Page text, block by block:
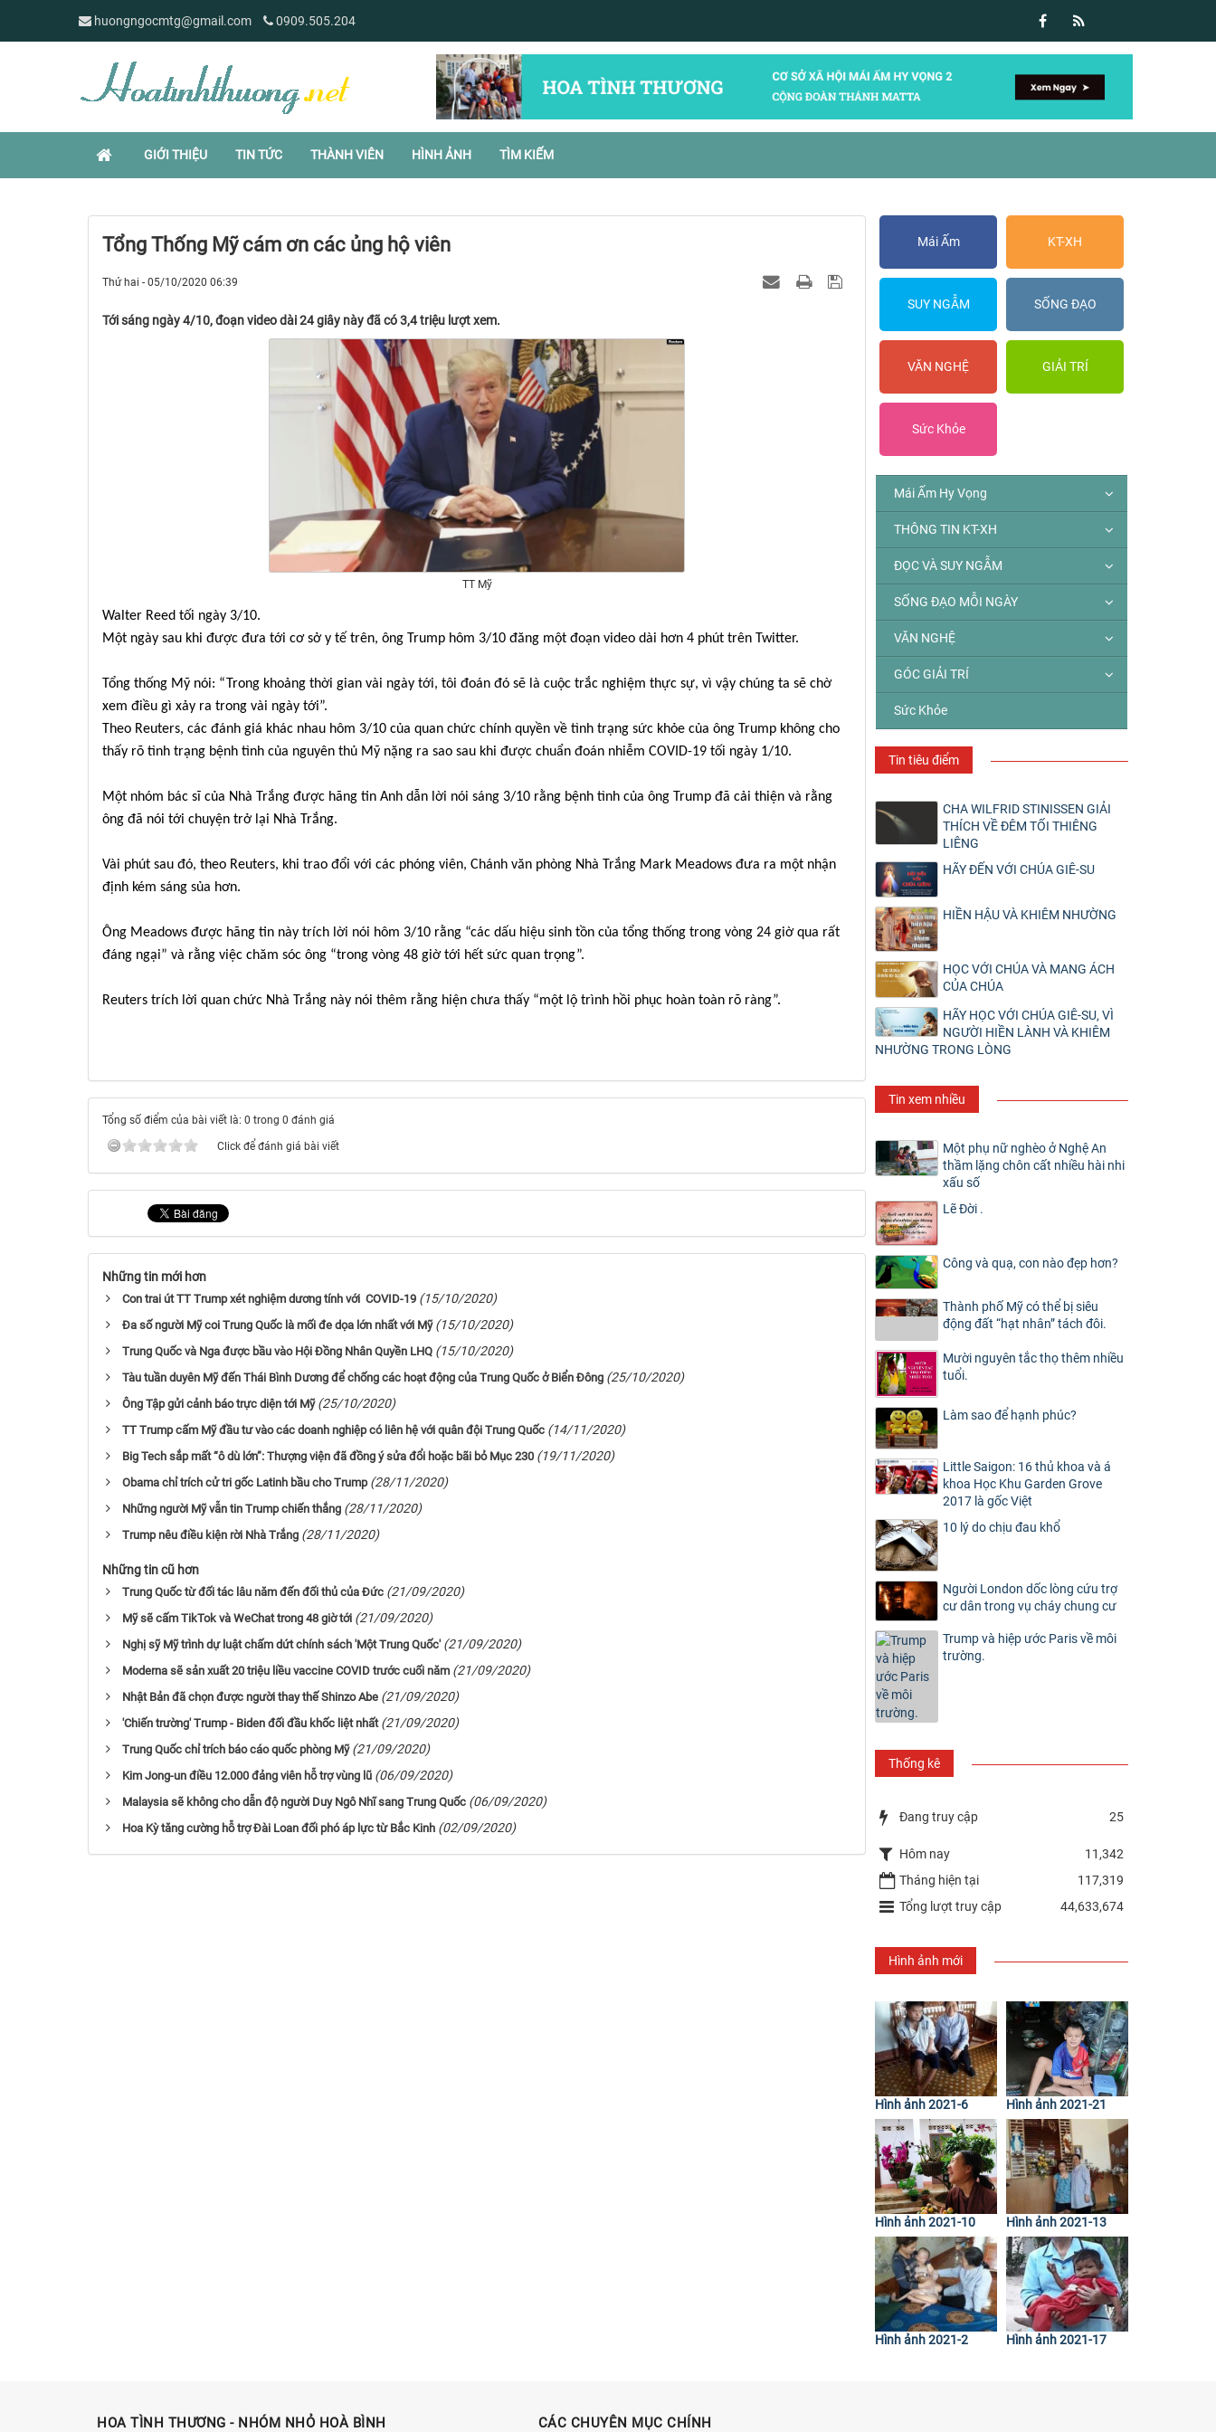
huongngocmtg@gmail.com 0909.505.204
GIỚI THIỆU TIN TỨC THÀNH VIÊN HÌNH ẢNH TÌM KIẾM
Tổng Thống Mỹ cám ơn các ủng hộ viên
Thứ hai - 05/10/2020 06:39
Tới sáng ngày 4/10, đoạn video dài 24 giây này đã có 3,4 triệu lượt xem.
TT Mỹ
Walter Reed tối ngày 3/10.
Một ngày sau khi được đưa tới cơ sở y tế trên, ông Trump hôm 3/10 đăng một đoạn video dài hơn 4 phút trên Twitter.
Tổng thống Mỹ nói: “Trong khoảng thời gian vài ngày tới, tôi đoán đó sẽ là cuộc trắc nghiệm thực sự, vì vậy chúng ta sẽ chờ
xem điều gì xảy ra trong vài ngày tới”.
Theo Reuters, các đánh giá khác nhau hôm 3/10 của quan chức chính quyền về tình trạng sức khỏe của ông Trump không cho
thấy rõ tình trạng bệnh tình của nguyên thủ Mỹ nặng ra sao sau khi được chuẩn đoán nhiễm COVID-19 tối ngày 1/10.
Một nhóm bác sĩ của Nhà Trắng được hãng tin Anh dẫn lời nói sáng 3/10 rằng bệnh tình của ông Trump đã cải thiện và rằng
ông đã nói tới chuyện trở lại Nhà Trắng.
Vài phút sau đó, theo Reuters, khi trao đổi với các phóng viên, Chánh văn phòng Nhà Trắng Mark Meadows đưa ra một nhận
định kém sáng sủa hơn.
Ông Meadows được hãng tin này trích lời nói hôm 3/10 rằng “các dấu hiệu sinh tồn của tổng thống trong vòng 24 giờ qua rất
đáng ngại” và rằng việc chăm sóc ông “trong vòng 48 giờ tới hết sức quan trọng”.
Reuters trích lời quan chức Nhà Trắng này nói thêm rằng hiện chưa thấy “một lộ trình hồi phục hoàn toàn rõ ràng”.
Tổng số điểm của bài viết là: 0 trong 0 đánh giá
Click để đánh giá bài viết
Những tin mới hơn
Con trai út TT Trump xét nghiệm dương tính với COVID-19 (15/10/2020)
Đa số người Mỹ coi Trung Quốc là mối đe dọa lớn nhất với Mỹ (15/10/2020)
Trung Quốc và Nga được bầu vào Hội Đồng Nhân Quyền LHQ (15/10/2020)
Tàu tuần duyên Mỹ đến Thái Bình Dương để chống các hoạt động của Trung Quốc ở Biển Đông (25/10/2020)
Ông Tập gửi cảnh báo trực diện tới Mỹ (25/10/2020)
TT Trump cấm Mỹ đầu tư vào các doanh nghiệp có liên hệ với quân đội Trung Quốc (14/11/2020)
Big Tech sắp mất “ô dù lớn”: Thượng viện đã đồng ý sửa đổi hoặc bãi bỏ Mục 230 (19/11/2020)
Obama chỉ trích cử tri gốc Latinh bầu cho Trump (28/11/2020)
Những người Mỹ vẫn tin Trump chiến thắng (28/11/2020)
Trump nêu điều kiện rời Nhà Trắng (28/11/2020)
Những tin cũ hơn
Trung Quốc từ đối tác lâu năm đến đối thủ của Đức (21/09/2020)
Mỹ sẽ cấm TikTok và WeChat trong 48 giờ tới (21/09/2020)
Nghị sỹ Mỹ trình dự luật chấm dứt chính sách 'Một Trung Quốc' (21/09/2020)
Moderna sẽ sản xuất 20 triệu liều vaccine COVID trước cuối năm (21/09/2020)
Nhật Bản đã chọn được người thay thế Shinzo Abe (21/09/2020)
'Chiến trường' Trump - Biden đối đầu khốc liệt nhất (21/09/2020)
Trung Quốc chỉ trích báo cáo quốc phòng Mỹ (21/09/2020)
Kim Jong-un điều 12.000 đảng viên hỗ trợ vùng lũ (06/09/2020)
Malaysia sẽ không cho dẫn độ người Duy Ngô Nhĩ sang Trung Quốc (06/09/2020)
Hoa Kỳ tăng cường hỗ trợ Đài Loan đối phó áp lực từ Bắc Kinh (02/09/2020)
Mái Ấm KT-XH
SUY NGẪM SỐNG ĐẠO
VĂN NGHỆ GIẢI TRÍ
Sức Khỏe
Mái Ấm Hy Vọng
THÔNG TIN KT-XH
ĐỌC VÀ SUY NGẪM
SỐNG ĐẠO MỖI NGÀY
VĂN NGHỆ
GÓC GIẢI TRÍ
Sức Khỏe
Tin tiêu điểm
CHA WILFRID STINISSEN GIẢI
THÍCH VỀ ĐÊM TỐI THIÊNG
LIÊNG
HÃY ĐẾN VỚI CHÚA GIÊ-SU
HIỀN HẬU VÀ KHIÊM NHƯỜNG
HỌC VỚI CHÚA VÀ MANG ÁCH
CỦA CHÚA
HÃY HỌC VỚI CHÚA GIÊ-SU, VÌ
NGƯỜI HIỀN LÀNH VÀ KHIÊM
NHƯỜNG TRONG LÒNG
Tin xem nhiều
Một phụ nữ nghèo ở Nghệ An
thầm lặng chôn cất nhiều hài nhi
xấu số
Lẽ Đời .
Công và quạ, con nào đẹp hơn?
Thành phố Mỹ có thể bị siêu
động đất “hạt nhân” tách đôi.
Mười nguyên tắc thọ thêm nhiều
tuổi.
Làm sao để hạnh phúc?
Little Saigon: 16 thủ khoa và á
khoa Học Khu Garden Grove
2017 là gốc Việt
10 lý do chịu đau khổ
Người London dốc lòng cứu trợ
cư dân trong vụ cháy chung cư
Trump và hiệp ước Paris về môi
trường.
Thống kê
Đang truy cập 25
Hôm nay
11,342
Tháng hiện tại
117,319
Tổng lượt truy cập
44,633,674
Hình ảnh mới
Hình ảnh 2021-6 Hình ảnh 2021-21
Hình ảnh 2021-10 Hình ảnh 2021-13
Hình ảnh 2021-2 Hình ảnh 2021-17
HOA TÌNH THƯƠNG - NHÓM NHỎ HOÀ BÌNH CÁC CHUYÊN MỤC CHÍNH